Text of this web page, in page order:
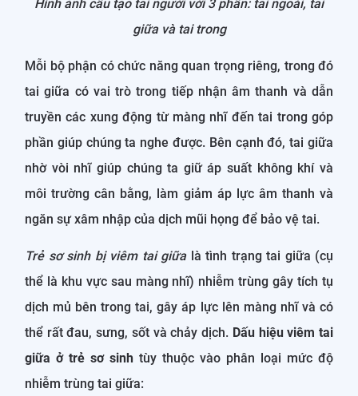
Hình ảnh cấu tạo tai người với 3 phần: tai ngoài, tai
giữa và tai trong
Mỗi bộ phận có chức năng quan trọng riêng, trong đó
tai giữa có vai trò trong tiếp nhận âm thanh và dẫn
truyền các xung động từ màng nhĩ đến tai trong góp
phần giúp chúng ta nghe được. Bên cạnh đó, tai giữa
nhờ vòi nhĩ giúp chúng ta giữ áp suất không khí và
môi trường cân bằng, làm giảm áp lực âm thanh và
ngăn sự xâm nhập của dịch mũi họng để bảo vệ tai.
Trẻ sơ sinh bị viêm tai giữalà tình trạng tai giữa (cụ
thể là khu vực sau màng nhĩ) nhiễm trùng gây tích tụ
dịch mủ bên trong tai, gây áp lực lên màng nhĩ và có
thể rất đau, sưng, sốt và chảy dịch. Dấu hiệu viêm tai
giữa ở trẻ sơ sinh tùy thuộc vào phân loại mức độ
nhiễm trùng tai giữa: